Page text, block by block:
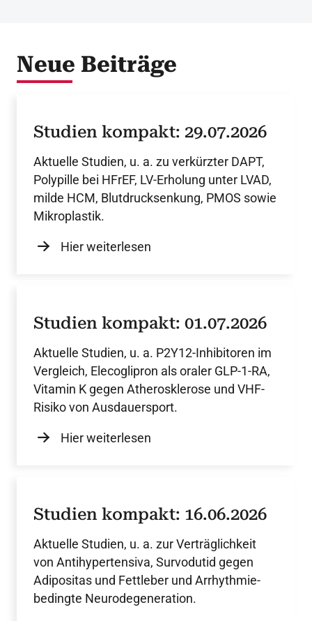
Neue Beiträge
Studien kompakt: 29.07.2026
Aktuelle Studien, u. a. zu verkürzter DAPT,
Polypille bei HFrEF, LV-Erholung unter LVAD,
milde HCM, Blutdrucksenkung, PMOS sowie
Mikroplastik.
Hier weiterlesen
Studien kompakt: 01.07.2026
Aktuelle Studien, u. a. P2Y12-Inhibitoren im
Vergleich, Elecoglipron als oraler GLP-1-RA,
Vitamin K gegen Atherosklerose und VHF-
Risiko von Ausdauersport.
Hier weiterlesen
Studien kompakt: 16.06.2026
Aktuelle Studien, u. a. zur Verträglichkeit
von Antihypertensiva, Survodutid gegen
Adipositas und Fettleber und Arrhythmie-
bedingte Neurodegeneration.